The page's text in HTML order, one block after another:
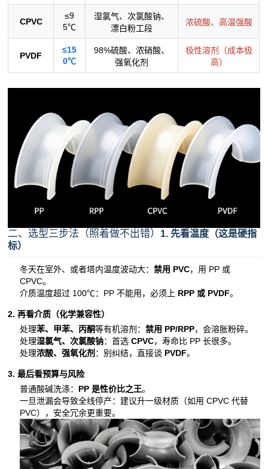
CPVC
≤9
5℃
湿氯气、次氯酸钠、
漂白粉工段
浓硫酸、高温强酸
PVDF
≤15
0℃
98%硫酸、浓硝酸、
强氧化剂
极性溶剂（成本极
高）
二、选型三步法（照着做不出错） 1. 先看温度（这是硬指
标）
冬天在室外、或者塔内温度波动大：禁用 PVC，用 PP 或
CPVC。
介质温度超过 100℃：PP 不能用，必须上 RPP 或 PVDF。
2. 再看介质（化学兼容性）
处理苯、甲苯、丙酮等有机溶剂：禁用 PP/RPP，会溶胀粉碎。
处理湿氯气、次氯酸钠：首选CPVC，寿命比 PP 长很多。
处理浓酸、强氧化剂 ：别纠结，直接谈 PVDF。
3. 最后看预算与风险
普通酸碱洗涤： PP 是性价比之王。
一旦泄漏会导致全线停产：建议升一级材质（如用 CPVC 代替
PVC），安全冗余更重要。